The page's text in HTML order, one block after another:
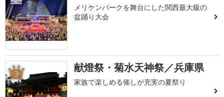
メリケンパークを舞台にした関西最大級の
盆踊り大会
3 献燈祭・菊水天神祭／兵庫県
家族で楽しめる催しが充実の夏祭り